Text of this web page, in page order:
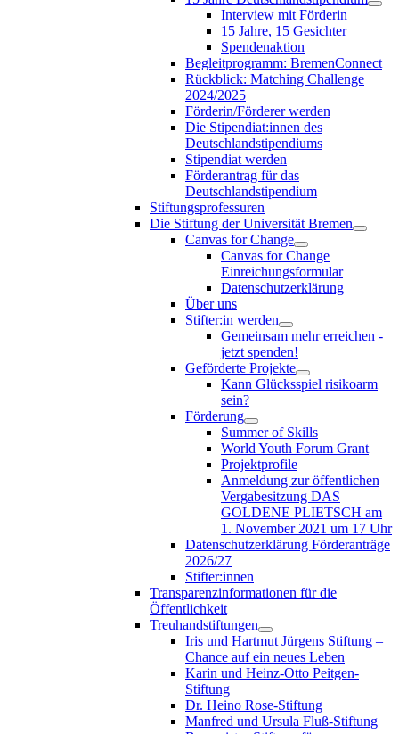
Interview mit Förderin
15 Jahre, 15 Gesichter
Spendenaktion
Begleitprogramm: BremenConnect
Rückblick: Matching Challenge
2024/2025
Förderin/Förderer werden
Die Stipendiat:innen des
Deutschlandstipendiums
Stipendiat werden
Förderantrag für das
Deutschlandstipendium
Stiftungsprofessuren
Die Stiftung der Universität Bremen
Canvas for Change
Canvas for Change
Einreichungsformular
Datenschutzerklärung
Über uns
Stifter:in werden
Gemeinsam mehr erreichen -
jetzt spenden!
Geförderte Projekte
Kann Glücksspiel risikoarm
sein?
Förderung
Summer of Skills
World Youth Forum Grant
Projektprofile
Anmeldung zur öffentlichen
Vergabesitzung DAS
GOLDENE PLIETSCH am
1. November 2021 um 17 Uhr
Datenschutzerklärung Förderanträge
2026/27
Stifter:innen
Transparenzinformationen für die
Öffentlichkeit
Treuhandstiftungen
Iris und Hartmut Jürgens Stiftung –
Chance auf ein neues Leben
Karin und Heinz-Otto Peitgen-
Stiftung
Dr. Heino Rose-Stiftung
Manfred und Ursula Fluß-Stiftung